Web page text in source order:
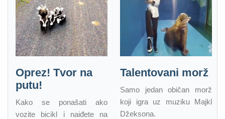
Oprez! Tvor na
putu!
Kako se ponašati ako
vozite bicikl i naiđete na
Talentovani morž
Samo jedan običan morž
koji igra uz muziku Majkl
Džeksona.